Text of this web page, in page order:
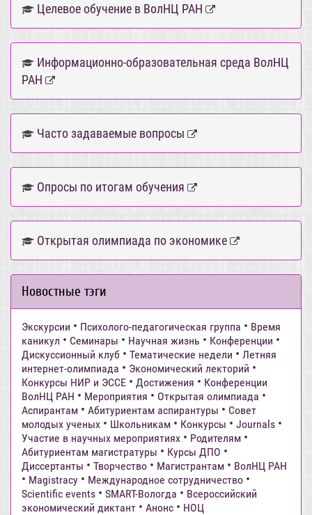
Целевое обучение в ВолНЦ РАН
Информационно-образовательная среда ВолНЦ
РАН
Часто задаваемые вопросы
Опросы по итогам обучения
Открытая олимпиада по экономике
Новостные тэги
Экскурсии • Психолого-педагогическая группа • Время
каникул • Семинары • Научная жизнь • Конференции •
Дискуссионный клуб • Тематические недели • Летняя
интернет-олимпиада • Экономический лекторий •
Конкурсы НИР и ЭССЕ • Достижения • Конференции
ВолНЦ РАН • Мероприятия • Открытая олимпиада •
Аспирантам • Абитуриентам аспирантуры • Совет
молодых ученых • Школьникам • Конкурсы • Journals •
Участие в научных мероприятиях • Родителям •
Абитуриентам магистратуры • Курсы ДПО •
Диссертанты • Творчество • Магистрантам • ВолНЦ РАН
• Magistracy • Международное сотрудничество •
Scientific events • SMART-Вологда • Всероссийский
экономический диктант • Анонс • НОЦ